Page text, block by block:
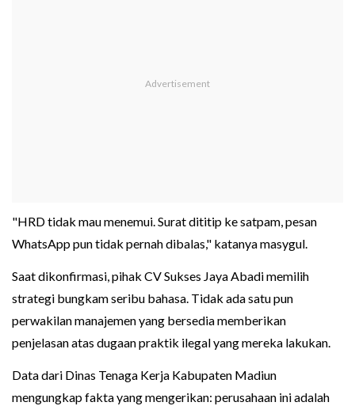
"HRD tidak mau menemui. Surat dititip ke satpam, pesan
WhatsApp pun tidak pernah dibalas," katanya masygul.
Saat dikonfirmasi, pihak CV Sukses Jaya Abadi memilih
strategi bungkam seribu bahasa. Tidak ada satu pun
perwakilan manajemen yang bersedia memberikan
penjelasan atas dugaan praktik ilegal yang mereka lakukan.
Data dari Dinas Tenaga Kerja Kabupaten Madiun
mengungkap fakta yang mengerikan: perusahaan ini adalah